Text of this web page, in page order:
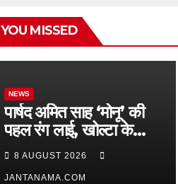
YOU MISSED
NEWS
पार्षद अमित साह ‘मोनू’ की
पहल रंग लाई, खोल्टा के
खतरनाक मोड़ पर लगा क्रश
बैरियर
8 AUGUST 2026
JANTANAMA.COM